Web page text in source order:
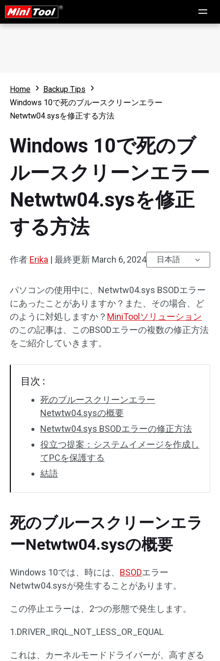
Home
Backup Tips
Windows 10で死のブルースクリーンエラー
Netwtw04.sysを修正する方法
Windows 10で死のブ
ルースクリーンエラー
Netwtw04.sysを修正
する方法
作者 Erika | 最終更新 March 6, 2024 日本語
パソコンの使用中に、Netwtw04.sys BSODエラー
にあったことがありますか？また、その場合、ど
のように対処しますか？ MiniToolソリューション
のこの記事は、このBSODエラーの複数の修正方法
をご紹介していきます。
目次 :
死のブルースクリーンエラー
Netwtw04.sysの概要
Netwtw04.sys BSODエラーの修正方法
役立つ提案：システムイメージを作成し
てPCを保護する
結語
死のブルースクリーンエラ
ーNetwtw04.sysの概要
Windows 10では、時には、 BSODエラー
Netwtw04.sysが発生することがあります。
この停止エラーは、2つの形態で発生します。
1.DRIVER_IRQL_NOT_LESS_OR_EQUAL
これは、カーネルモードドライバーが、高すぎる